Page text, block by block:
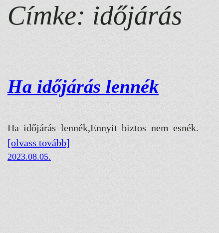
Címke: időjárás
Ha időjárás lennék
Ha időjárás lennék,Ennyit biztos nem esnék.
[olvass tovább]
2023.08.05.